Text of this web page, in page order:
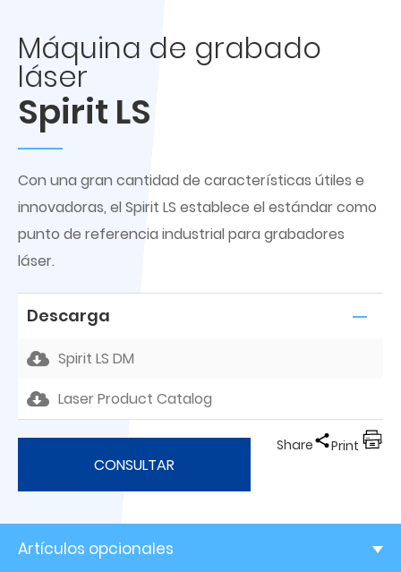
Máquina de grabado
láser
Spirit LS
Con una gran cantidad de características útiles e
innovadoras, el Spirit LS establece el estándar como
punto de referencia industrial para grabadores
láser.
Descarga
Spirit LS DM
Laser Product Catalog
CONSULTAR
Share Print
Artículos opcionales